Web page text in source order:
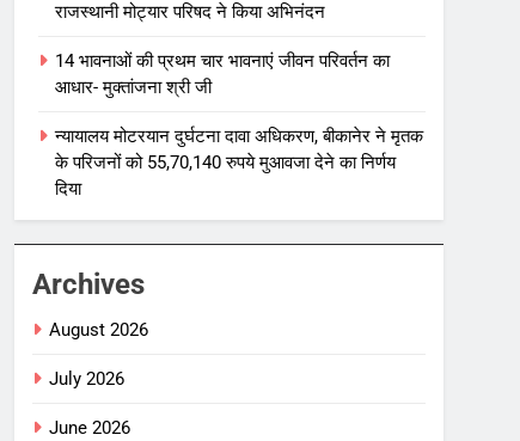
राजस्थानी मोट्यार परिषद ने किया अभिनंदन
14 भावनाओं की प्रथम चार भावनाएं जीवन परिवर्तन का
आधार- मुक्तांजना श्री जी
न्यायालय मोटरयान दुर्घटना दावा अधिकरण, बीकानेर ने मृतक
के परिजनों को 55,70,140 रुपये मुआवजा देने का निर्णय
दिया
Archives
August 2026
July 2026
June 2026